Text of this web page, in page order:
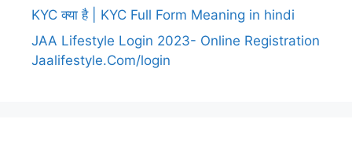
KYC क्या है | KYC Full Form Meaning in hindi
JAA Lifestyle Login 2023- Online Registration
Jaalifestyle.Com/login